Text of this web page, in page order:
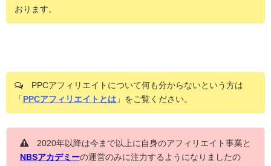
おります。
PPCアフィリエイトについて何も分からないという方は
「 PPCアフィリエイトとは 」をご覧ください。
2020年以降は今まで以上に自身のアフィリエイト事業と
NBSアカデミーの運営のみに注力するようになりましたの